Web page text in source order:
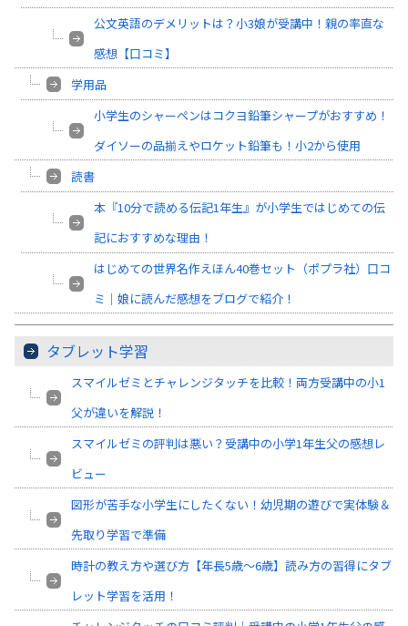
公文英語のデメリットは？小3娘が受講中！親の率直な
感想【口コミ】
学用品
小学生のシャーペンはコクヨ鉛筆シャープがおすすめ！
ダイソーの品揃えやロケット鉛筆も！小2から使用
読書
本『10分で読める伝記1年生』が小学生ではじめての伝
記におすすめな理由！
はじめての世界名作えほん40巻セット（ポプラ社）口コ
ミ｜娘に読んだ感想をブログで紹介！
タブレット学習
スマイルゼミとチャレンジタッチを比較！両方受講中の小1
父が違いを解説！
スマイルゼミの評判は悪い？受講中の小学1年生父の感想レ
ビュー
図形が苦手な小学生にしたくない！幼児期の遊びで実体験＆
先取り学習で準備
時計の教え方や選び方【年長5歳～6歳】読み方の習得にタブ
レット学習を活用！